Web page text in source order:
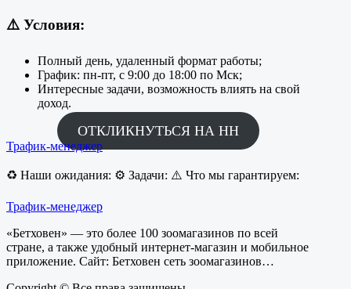
⚠️ Условия:
Полный день, удаленный формат работы;
График: пн-пт, с 9:00 до 18:00 по Мск;
Интересные задачи, возможность влиять на свой
доход.
ОТКЛИКНУТЬСЯ НА НН
Трафик-менеджер
♻️ Наши ожидания: ⚙️ Задачи: ⚠️ Что мы гарантируем:
Трафик-менеджер
«Бетховен» — это более 100 зоомагазинов по всей
стране, а также удобный интернет-магазин и мобильное
приложение. Сайт: Бетховен сеть зоомагазинов…